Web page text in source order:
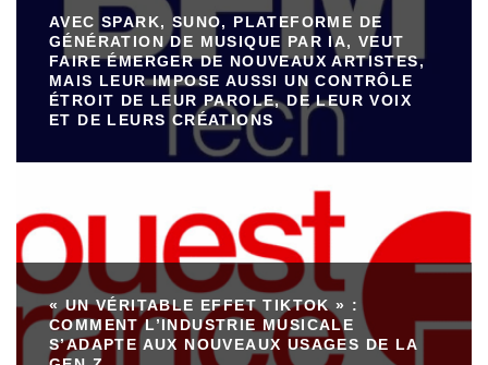
AVEC SPARK, SUNO, PLATEFORME DE
GÉNÉRATION DE MUSIQUE PAR IA, VEUT
FAIRE ÉMERGER DE NOUVEAUX ARTISTES,
MAIS LEUR IMPOSE AUSSI UN CONTRÔLE
ÉTROIT DE LEUR PAROLE, DE LEUR VOIX
ET DE LEURS CRÉATIONS
« UN VÉRITABLE EFFET TIKTOK » :
COMMENT L’INDUSTRIE MUSICALE
S’ADAPTE AUX NOUVEAUX USAGES DE LA